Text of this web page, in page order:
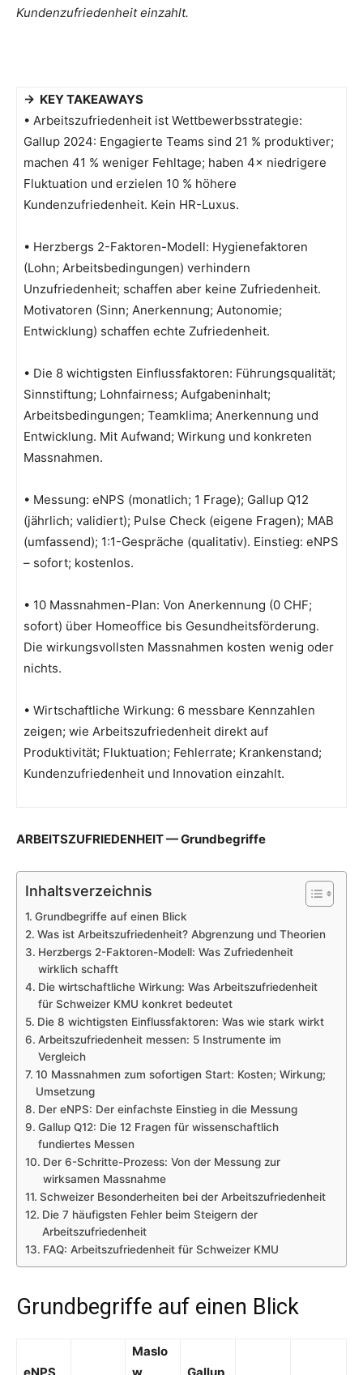
Kundenzufriedenheit einzahlt.
→ KEY TAKEAWAYS
• Arbeitszufriedenheit ist Wettbewerbsstrategie:
Gallup 2024: Engagierte Teams sind 21 % produktiver;
machen 41 % weniger Fehltage; haben 4× niedrigere
Fluktuation und erzielen 10 % höhere
Kundenzufriedenheit. Kein HR-Luxus.
• Herzbergs 2-Faktoren-Modell: Hygienefaktoren
(Lohn; Arbeitsbedingungen) verhindern
Unzufriedenheit; schaffen aber keine Zufriedenheit.
Motivatoren (Sinn; Anerkennung; Autonomie;
Entwicklung) schaffen echte Zufriedenheit.
• Die 8 wichtigsten Einflussfaktoren: Führungsqualität;
Sinnstiftung; Lohnfairness; Aufgabeninhalt;
Arbeitsbedingungen; Teamklima; Anerkennung und
Entwicklung. Mit Aufwand; Wirkung und konkreten
Massnahmen.
• Messung: eNPS (monatlich; 1 Frage); Gallup Q12
(jährlich; validiert); Pulse Check (eigene Fragen); MAB
(umfassend); 1:1-Gespräche (qualitativ). Einstieg: eNPS
– sofort; kostenlos.
• 10 Massnahmen-Plan: Von Anerkennung (0 CHF;
sofort) über Homeoffice bis Gesundheitsförderung.
Die wirkungsvollsten Massnahmen kosten wenig oder
nichts.
• Wirtschaftliche Wirkung: 6 messbare Kennzahlen
zeigen; wie Arbeitszufriedenheit direkt auf
Produktivität; Fluktuation; Fehlerrate; Krankenstand;
Kundenzufriedenheit und Innovation einzahlt.
ARBEITSZUFRIEDENHEIT — Grundbegriffe
Inhaltsverzeichnis
Grundbegriffe auf einen Blick
Was ist Arbeitszufriedenheit? Abgrenzung und Theorien
Herzbergs 2-Faktoren-Modell: Was Zufriedenheit
wirklich schafft
Die wirtschaftliche Wirkung: Was Arbeitszufriedenheit
für Schweizer KMU konkret bedeutet
Die 8 wichtigsten Einflussfaktoren: Was wie stark wirkt
Arbeitszufriedenheit messen: 5 Instrumente im
Vergleich
10 Massnahmen zum sofortigen Start: Kosten; Wirkung;
Umsetzung
Der eNPS: Der einfachste Einstieg in die Messung
Gallup Q12: Die 12 Fragen für wissenschaftlich
fundiertes Messen
Der 6-Schritte-Prozess: Von der Messung zur
wirksamen Massnahme
Schweizer Besonderheiten bei der Arbeitszufriedenheit
Die 7 häufigsten Fehler beim Steigern der
Arbeitszufriedenheit
FAQ: Arbeitszufriedenheit für Schweizer KMU
Grundbegriffe auf einen Blick
Maslo